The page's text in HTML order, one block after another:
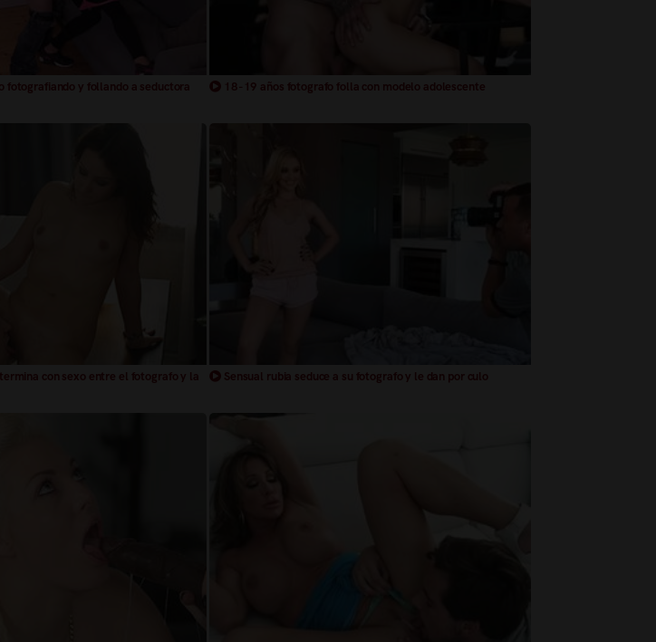
y follando a seductora
18-19 años fotografo folla con modelo adolescente
con sexo entre el fotografo y la
Sensual rubia seduce a su fotografo y le dan por culo